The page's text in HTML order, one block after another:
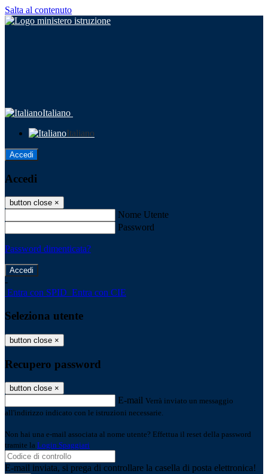
Salta al contenuto
Italiano
Italiano
Accedi
Accedi
button close ×
Nome Utente
Password
Password dimenticata?
-
Entra con SPID Entra con CIE
Seleziona utente
button close ×
Recupero password
button close ×
E-mail Verrà inviato un messaggio
all'indirizzo indicato con le istruzioni necessarie.
Non hai una e-mail associata al nome utente? Effettua il reset della password
tramite la Login Spaggiari
E-mail inviata, si prega di controllare la casella di posta elettronica!